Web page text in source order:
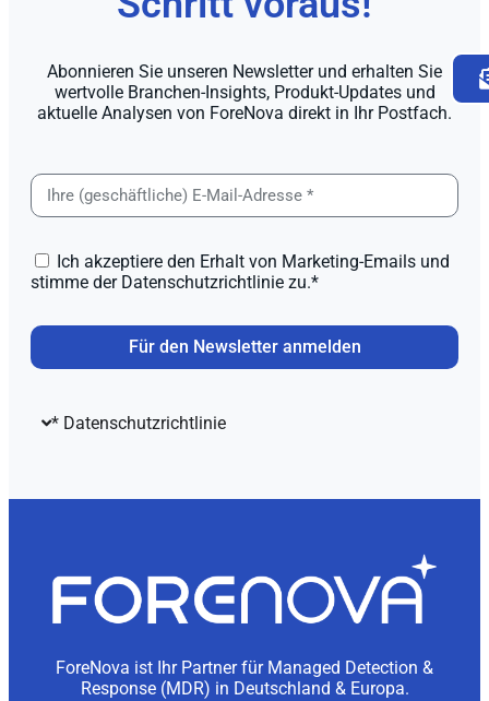
Abonnieren Sie unseren Newsletter und erhalten Sie
wertvolle Branchen-Insights, Produkt-Updates und
aktuelle Analysen von ForeNova direkt in Ihr Postfach.
Ich akzeptiere den Erhalt von Marketing-Emails und
stimme der Datenschutzrichtlinie zu.*
Für den Newsletter anmelden
* Datenschutzrichtlinie
ForeNova ist Ihr Partner für Managed Detection &
Response (MDR) in Deutschland & Europa.